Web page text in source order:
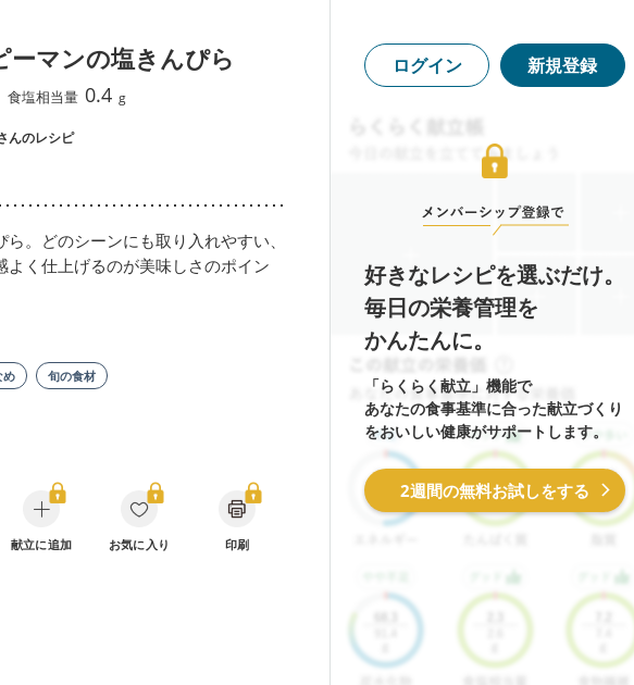
ーマンの塩きんぴら
食塩相当量 0.4 g
んのレシピ
。どのシーンにも取り入れやすい、
よく仕上げるのが美味しさのポイン
め 旬の食材
献立に追加 お気に入り 印刷
ログイン 新規登録
好きなレシピを選ぶだけ。
毎日の栄養管理を
かんたんに。
「らくらく献立」機能で
あなたの食事基準に合った献立づくり
をおいしい健康がサポートします。
2週間の無料お試しをする